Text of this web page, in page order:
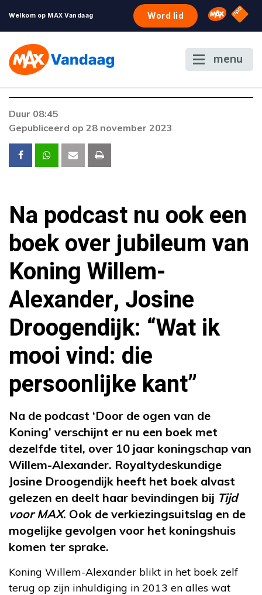
Welkom op MAX Vandaag Word lid Omroep
NPO
menu
De gewenste stream is op dit moment niet
voordoen, neem dan contact op met onze
klantenservice.
Duur 08:45
Gepubliceerd op 28 november 2023
Na podcast nu ook een
boek over jubileum van
Koning Willem-
Alexander, Josine
Droogendijk: “Wat ik
mooi vind: die
persoonlijke kant”
Na de podcast ‘Door de ogen van de
Koning’ verschijnt er nu een boek met
dezelfde titel, over 10 jaar koningschap van
Willem-Alexander. Royaltydeskundige
Josine Droogendijk heeft het boek alvast
gelezen en deelt haar bevindingen bij Tijd
voor MAX. Ook de verkiezingsuitslag en de
mogelijke gevolgen voor het koningshuis
komen ter sprake.
Koning Willem-Alexander blikt in het boek zelf
terug op zijn inhuldiging in 2013 en alles wat